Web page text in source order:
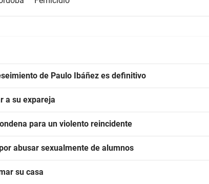
de Paulo Ibáñez es definitivo
a su expareja
para un violento reincidente
abusar sexualmente de alumnos
su casa